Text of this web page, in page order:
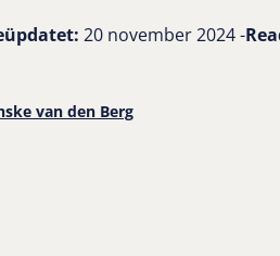
20 november 2024 -
van den Berg